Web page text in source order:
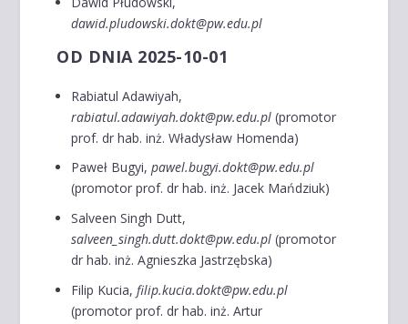
dawid.pludowski.dokt@pw.edu.pl
OD DNIA 2025-10-01
Rabiatul Adawiyah,
rabiatul.adawiyah.dokt@pw.edu.pl (promotor
prof. dr hab. inż. Władysław Homenda)
Paweł Bugyi,pawel.bugyi.dokt@pw.edu.pl
(promotor prof. dr hab. inż. Jacek Mańdziuk)
Salveen Singh Dutt,
salveen_singh.dutt.dokt@pw.edu.pl (promotor
dr hab. inż. Agnieszka Jastrzębska)
Filip Kucia,filip.kucia.dokt@pw.edu.pl
(promotor prof. dr hab. inż. Artur